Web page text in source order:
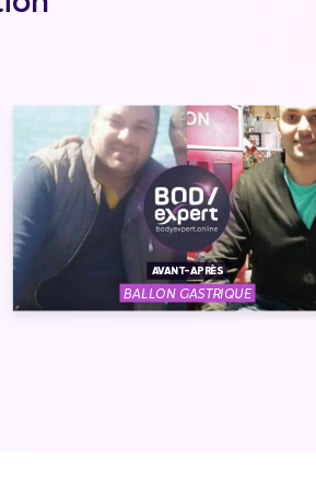
AVANT-APRÈS
BALLON GASTRIQUE